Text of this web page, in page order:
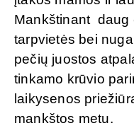
Mankštinant daug
tarpvietės bei
pečių juostos
tinkamo krūvio
laikysenos
mankštos metu.